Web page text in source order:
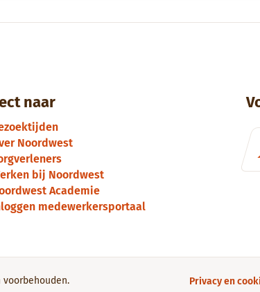
naar
Noordwest
bij Noordwest
Academie
medewerkersportaal
Privacy en